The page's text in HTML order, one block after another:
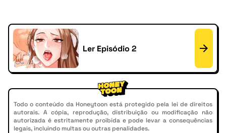
Ler Episódio 2
Todo o conteúdo da Honeytoon está protegido pela lei de direitos
autorais. A cópia, reprodução, distribuição ou modificação não
autorizada é estritamente proibida e pode levar a consequências
legais, incluindo multas ou outras penalidades.